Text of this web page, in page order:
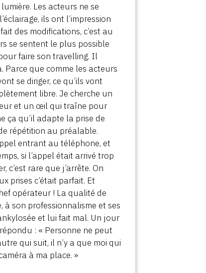
Les acteurs ne se
ils ont l’impression
des modifications, c’est au
se sentent le plus possible
faire son travelling. Il
Parce que comme les acteurs
se diriger, ce qu’ils vont
libre. Je cherche un
et un œil qui traîne pour
ça qu’il adapte la prise de
répétition au préalable.
entrant au téléphone, et
si l’appel était arrivé trop
rare que j’arrête. On
prises c’était parfait. Et
opérateur ! La qualité de
son professionnalisme et ses
et lui fait mal. Un jour
: « Personne ne peut
qui suit, il n’y a que moi qui
à ma place. »